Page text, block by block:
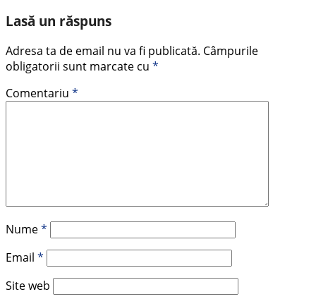
Lasă un răspuns
Adresa ta de email nu va fi publicată. Câmpurile
obligatorii sunt marcate cu *
Comentariu *
Nume*
Email *
Site web